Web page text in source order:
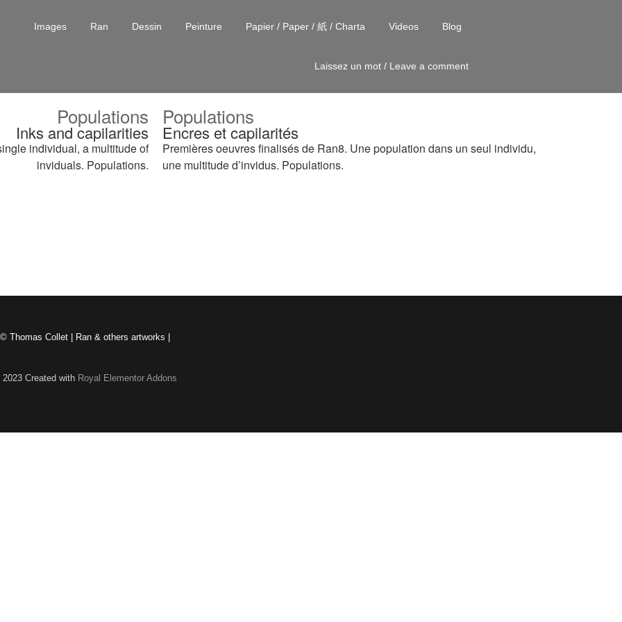
Images Ran Dessin Peinture Papier / Paper / 紙 / Charta Videos Blog
Laissez un mot / Leave a comment
Populations
Inks and capilarities
individual, a multitude of
inviduals. Populations.
Populations
Encres et capilarités
Premières oeuvres finalisés de Ran8. Une population dans un seul individu,
une multitude d’invidus. Populations.
© Thomas Collet | Ran & others artworks |
Created with Royal Elementor Addons